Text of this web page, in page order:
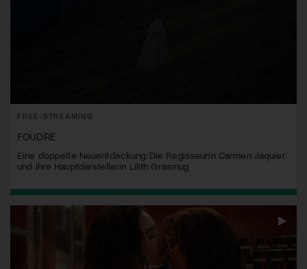
FREE-STREAMING
FOUDRE
Eine doppelte Neuentdeckung: Die Regisseurin Carmen Jaquier
und ihre Hauptdarstellerin Lilith Grasmug